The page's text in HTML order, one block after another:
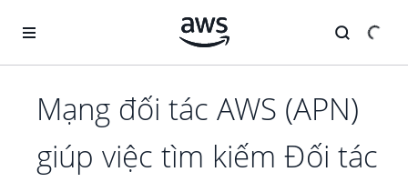
Mạng đối tác AWS (APN)
giúp việc tìm kiếm Đối tác